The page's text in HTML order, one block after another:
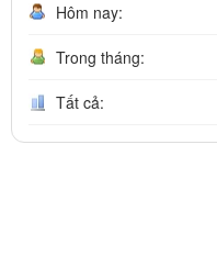
Hôm nay:
Trong tháng:
Tất cả: